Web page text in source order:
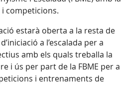
competicions.
estarà oberta a la resta de
a l’escalada per a
amb els quals treballa la
i ús per part de la FBME per a
i entrenaments de